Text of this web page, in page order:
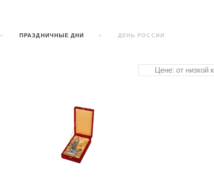
ПРАЗДНИЧНЫЕ ДНИ ДЕНЬ РОССИИ
Цене: от низкой к